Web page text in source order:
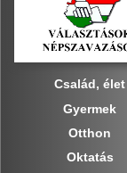
Család, élet
Gyermek
Otthon
Oktatás